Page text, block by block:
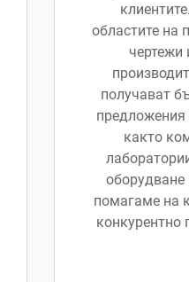
областите на
чертежи
получават
както
оборудване
помагаме на
конкурентно